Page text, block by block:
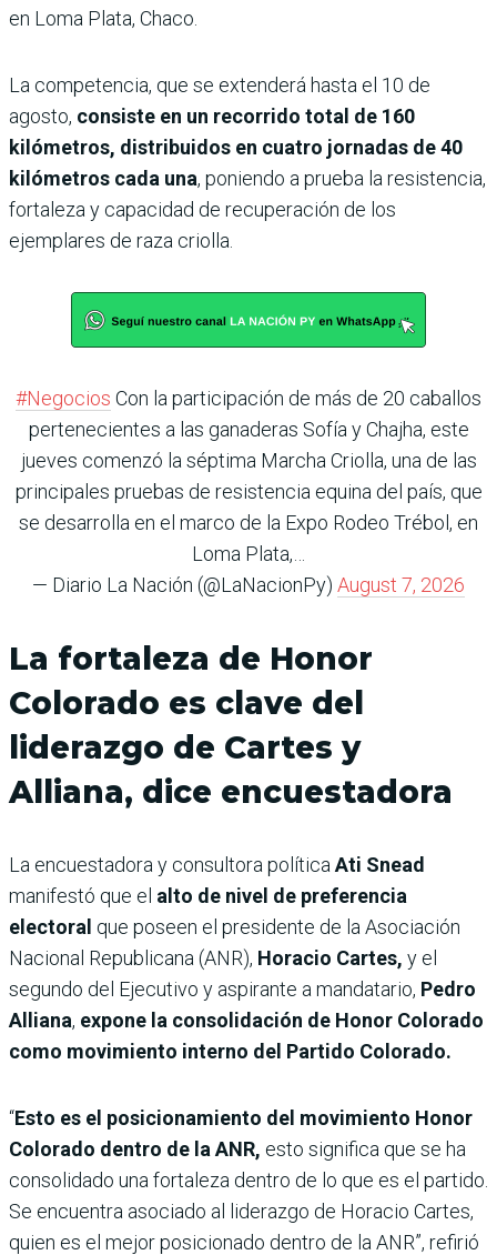
en Loma Plata, Chaco.
La competencia, que se extenderá hasta el 10 de
agosto, consiste en un recorrido total de 160
kilómetros, distribuidos en cuatro jornadas de 40
kilómetros cada una, poniendo a prueba la resistencia,
fortaleza y capacidad de recuperación de los
ejemplares de raza criolla.
#Negocios Con la participación de más de 20 caballos
pertenecientes a las ganaderas Sofía y Chajha, este
jueves comenzó la séptima Marcha Criolla, una de las
principales pruebas de resistencia equina del país, que
se desarrolla en el marco de la Expo Rodeo Trébol, en
Loma Plata,…
— Diario La Nación (@LaNacionPy) August 7, 2026
La fortaleza de Honor
Colorado es clave del
liderazgo de Cartes y
Alliana, dice encuestadora
La encuestadora y consultora política Ati Snead
manifestó que el alto de nivel de preferencia
electoral que poseen el presidente de la Asociación
Nacional Republicana (ANR), Horacio Cartes, y el
segundo del Ejecutivo y aspirante a mandatario, Pedro
Alliana, expone la consolidación de Honor Colorado
como movimiento interno del Partido Colorado.
“Esto es el posicionamiento del movimiento Honor
Colorado dentro de la ANR, esto significa que se ha
consolidado una fortaleza dentro de lo que es el partido.
Se encuentra asociado al liderazgo de Horacio Cartes,
quien es el mejor posicionado dentro de la ANR”, refirió